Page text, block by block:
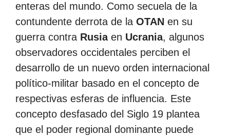
enteras del mundo. Como secuela de la
contundente derrota de la OTAN en su
guerra contra Rusiaen Ucrania, algunos
observadores occidentales perciben el
desarrollo de un nuevo orden internacional
político-militar basado en el concepto de
respectivas esferas de influencia. Este
concepto desfasado del Siglo 19 plantea
que el poder regional dominante puede